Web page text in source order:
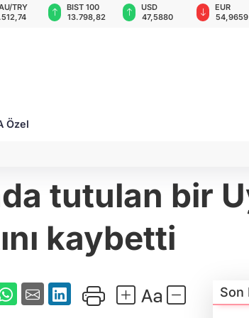
100
USD
47,5880
EUR
54,9659
GBP
64,1734
Özel
tutulan bir
kaybetti
Son